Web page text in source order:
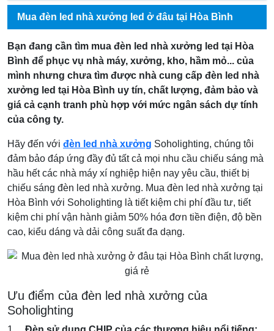
Mua đèn led nhà xưởng led ở đâu tại Hòa Bình
Bạn đang cần tìm mua đèn led nhà xưởng led tại Hòa
Bình để phục vụ nhà máy, xưởng, kho, hầm mỏ... của
mình nhưng chưa tìm được nhà cung cấp đèn led nhà
xưởng led tại Hòa Bình uy tín, chất lượng, đảm bảo và
giá cả cạnh tranh phù hợp với mức ngân sách dự tính
của công ty.
Hãy đến với đèn led nhà xưởng Soholighting, chúng tôi
đảm bảo đáp ứng đầy đủ tất cả mọi nhu cầu chiếu sáng mà
hầu hết các nhà máy xí nghiệp hiện nay yêu cầu, thiết bị
chiếu sáng đèn led nhà xưởng. Mua đèn led nhà xưởng tại
Hòa Bình với Soholighting là tiết kiệm chi phí đầu tư, tiết
kiệm chi phí vận hành giảm 50% hóa đơn tiền điện, độ bền
cao, kiểu dáng và dải công suất đa dạng.
Ưu điểm của đèn led nhà xưởng của
Soholighting